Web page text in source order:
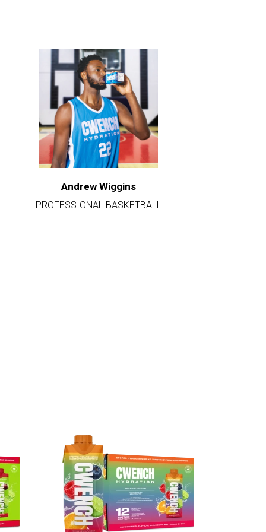
Andrew Wiggins
PROFESSIONAL BASKETBALL